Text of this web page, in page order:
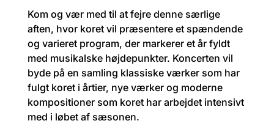
Kom og vær med til at fejre denne særlige
aften, hvor koret vil præsentere et spændende
og varieret program, der markerer et år fyldt
med musikalske højdepunkter. Koncerten vil
byde på en samling klassiske værker som har
fulgt koret i årtier, nye værker og moderne
kompositioner som koret har arbejdet intensivt
med i løbet af sæsonen.